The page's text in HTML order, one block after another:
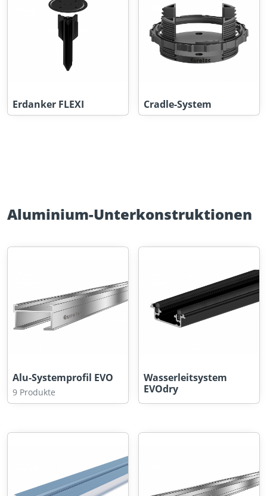
Erdanker FLEXI Cradle-System
Aluminium-Unterkonstruktionen
Alu-Systemprofil EVO
9 Produkte
Wasserleitsystem
EVOdry